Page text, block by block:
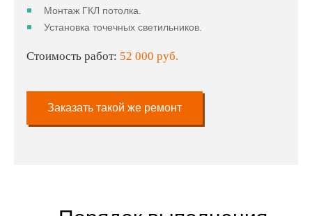
Монтаж ГКЛ потолка.
Установка точечных светильников.
Стоимость работ: 52 000 руб.
Заказать такой же ремонт